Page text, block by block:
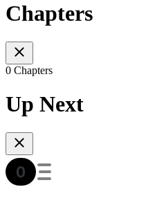
Chapters
0 Chapters
Up Next